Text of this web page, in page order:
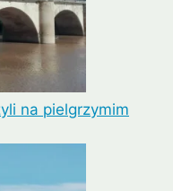
na pielgrzymim